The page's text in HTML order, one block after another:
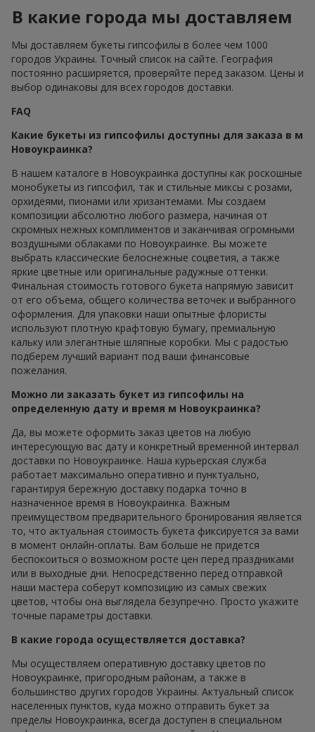
В какие города мы доставляем
Мы доставляем букеты гипсофилы в более чем 1000
городов Украины. Точный список на сайте. География
постоянно расширяется, проверяйте перед заказом. Цены и
выбор одинаковы для всех городов доставки.
FAQ
Какие букеты из гипсофилы доступны для заказа в м
Новоукраинка?
В нашем каталоге в Новоукраинка доступны как роскошные
монобукеты из гипсофил, так и стильные миксы с розами,
орхидеями, пионами или хризантемами. Мы создаем
композиции абсолютно любого размера, начиная от
скромных нежных комплиментов и заканчивая огромными
воздушными облаками по Новоукраинке. Вы можете
выбрать классические белоснежные соцветия, а также
яркие цветные или оригинальные радужные оттенки.
Финальная стоимость готового букета напрямую зависит
от его объема, общего количества веточек и выбранного
оформления. Для упаковки наши опытные флористы
используют плотную крафтовую бумагу, премиальную
кальку или элегантные шляпные коробки. Мы с радостью
подберем лучший вариант под ваши финансовые
пожелания.
Можно ли заказать букет из гипсофилы на
определенную дату и время м Новоукраинка?
Да, вы можете оформить заказ цветов на любую
интересующую вас дату и конкретный временной интервал
доставки по Новоукраинке. Наша курьерская служба
работает максимально оперативно и пунктуально,
гарантируя бережную доставку подарка точно в
назначенное время в Новоукраинка. Важным
преимуществом предварительного бронирования является
то, что актуальная стоимость букета фиксируется за вами
в момент онлайн-оплаты. Вам больше не придется
беспокоиться о возможном росте цен перед праздниками
или в выходные дни. Непосредственно перед отправкой
наши мастера соберут композицию из самых свежих
цветов, чтобы она выглядела безупречно. Просто укажите
точные параметры доставки.
В какие города осуществляется доставка?
Мы осуществляем оперативную доставку цветов по
Новоукраинке, пригородным районам, а также в
большинство других городов Украины. Актуальный список
населенных пунктов, куда можно отправить букет за
пределы Новоукраинка, всегда доступен в специальном